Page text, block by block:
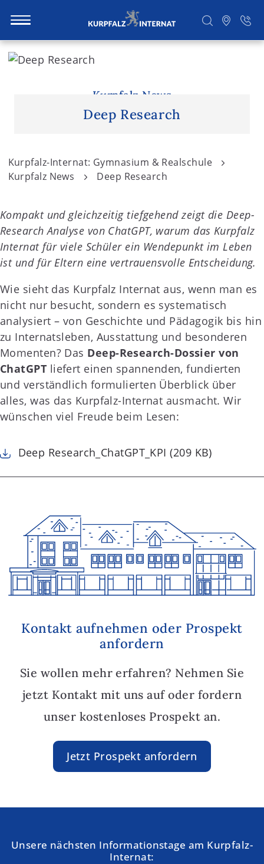
S
n
t
Kurpfalz News
Deep Research
Kurpfalz-Internat: Gymnasium & Realschule
Kurpfalz News
Deep Research
Kompakt und gleichzeitig tiefgehend zeigt die Deep-
Research Analyse von ChatGPT, warum das Kurpfalz
Internat für viele Schüler ein Wendepunkt im Leben
ist und für Eltern eine vertrauensvolle Entscheidung.
Wie sieht das Kurpfalz Internat aus, wenn man es
nicht nur besucht, sondern es systematisch
analysiert – von Geschichte und Pädagogik bis hin
zu Internatsleben, Ausstattung und besonderen
Momenten? Das Deep-Research-Dossier von
ChatGPT liefert einen spannenden, fundierten
und verständlich formulierten Überblick über
alles, was das Kurpfalz-Internat ausmacht. Wir
wünschen viel Freude beim Lesen:
Deep Research_ChatGPT_KPI (209 KB)
Kontakt aufnehmen oder Prospekt
anfordern
Sie wollen mehr erfahren? Nehmen Sie
jetzt Kontakt mit uns auf oder fordern
unser kostenloses Prospekt an.
Jetzt Prospekt anfordern
Unsere nächsten Informationstage am Kurpfalz-
Internat: